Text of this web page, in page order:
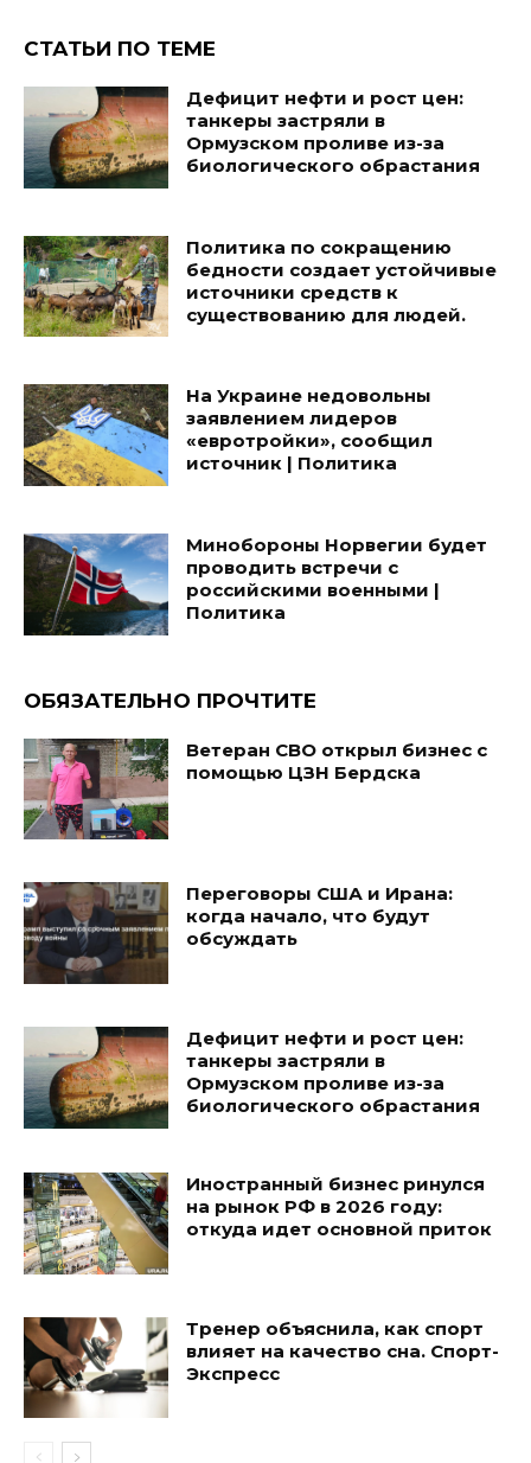
СТАТЬИ ПО ТЕМЕ
Дефицит нефти и рост цен:
танкеры застряли в
Ормузском проливе из-за
биологического обрастания
Политика по сокращению
бедности создает устойчивые
источники средств к
существованию для людей.
На Украине недовольны
заявлением лидеров
«евротройки», сообщил
источник | Политика
Минобороны Норвегии будет
проводить встречи с
российскими военными |
Политика
ОБЯЗАТЕЛЬНО ПРОЧТИТЕ
Ветеран СВО открыл бизнес с
помощью ЦЗН Бердска
Переговоры США и Ирана:
когда начало, что будут
обсуждать
Дефицит нефти и рост цен:
танкеры застряли в
Ормузском проливе из-за
биологического обрастания
Иностранный бизнес ринулся
на рынок РФ в 2026 году:
откуда идет основной приток
Тренер объяснила, как спорт
влияет на качество сна. Спорт-
Экспресс